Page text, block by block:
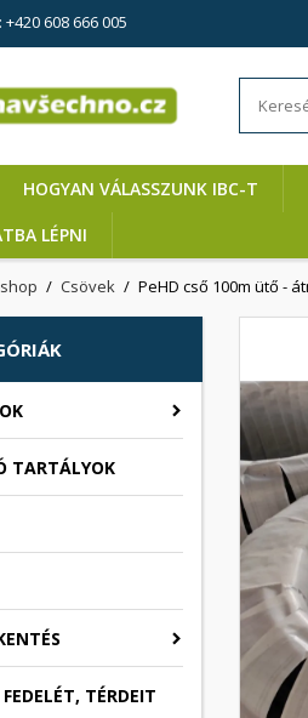
+420 608 666 005
HOGYAN VÁLASSZUNK IBC-T
LÉPNI
Csövek PeHD cső 100m ütő -
TARTÁLYOK
TÉRDEIT